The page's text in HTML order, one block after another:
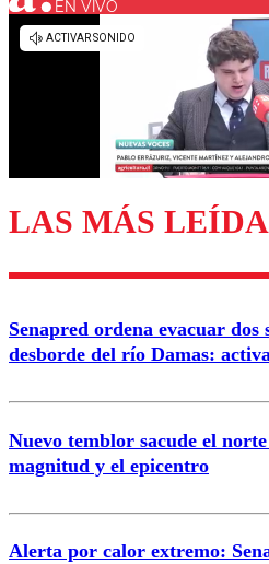
EN VIVO
LAS MÁS
Senapred ordena evacuar dos
desborde del río Damas:
Nuevo temblor sacude el
magnitud y el epicentro
Alerta por calor extremo: